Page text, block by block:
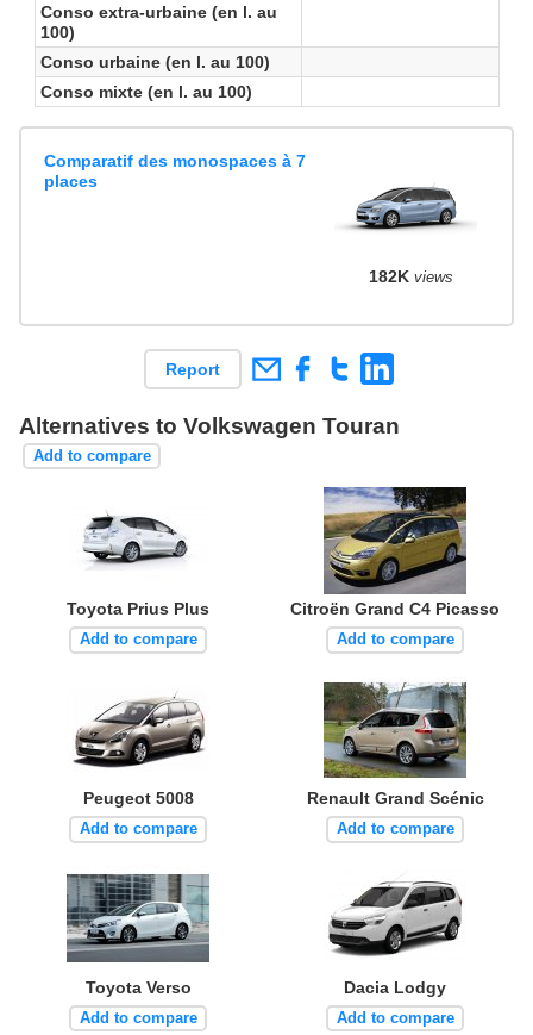
Conso extra-urbaine (en l. au
100)
Conso urbaine (en l. au 100)
Conso mixte (en l. au 100)
Comparatif des monospaces à 7
places
182K views
Report
Alternatives to Volkswagen Touran
Add to compare
Toyota Prius Plus
Add to compare
Citroën Grand C4 Picasso
Add to compare
Peugeot 5008
Add to compare
Renault Grand Scénic
Add to compare
Toyota Verso
Add to compare
Dacia Lodgy
Add to compare